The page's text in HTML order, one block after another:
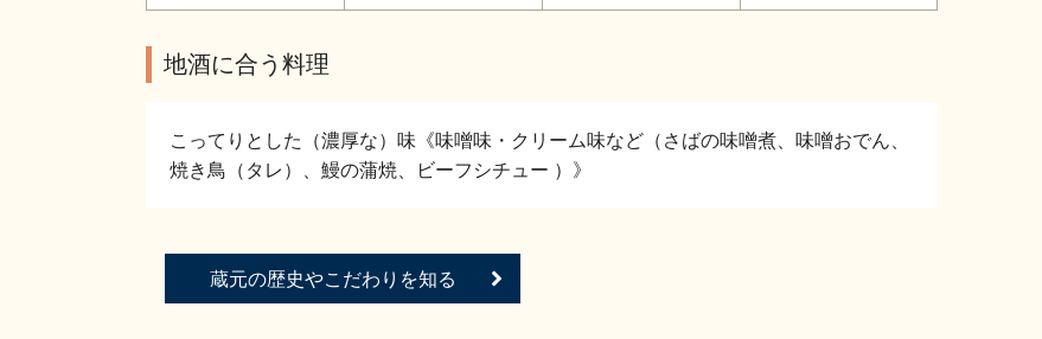
地酒に合う料理
こってりとした（濃厚な）味《味噌味・クリーム味など（さばの味噌煮、味噌おでん、
焼き鳥（タレ）、鰻の蒲焼、ビーフシチュー ）》
蔵元の歴史やこだわりを知る